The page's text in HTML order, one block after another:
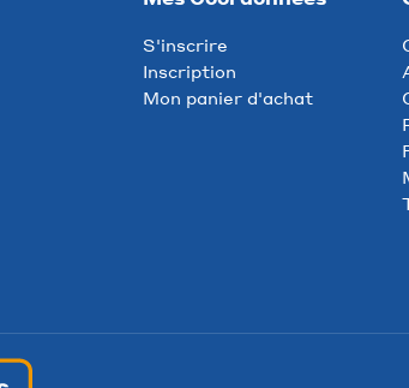
S'inscrire
Inscription
Mon panier d'achat